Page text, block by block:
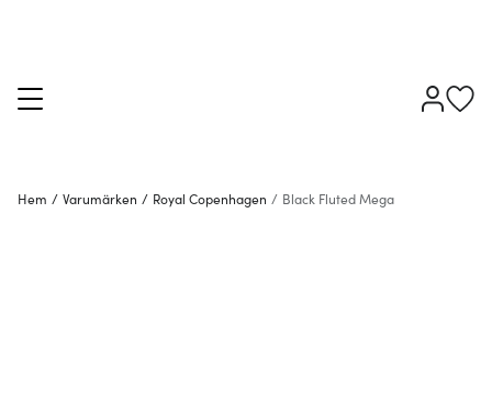
Hem / Varumärken / Royal Copenhagen / Black Fluted Mega